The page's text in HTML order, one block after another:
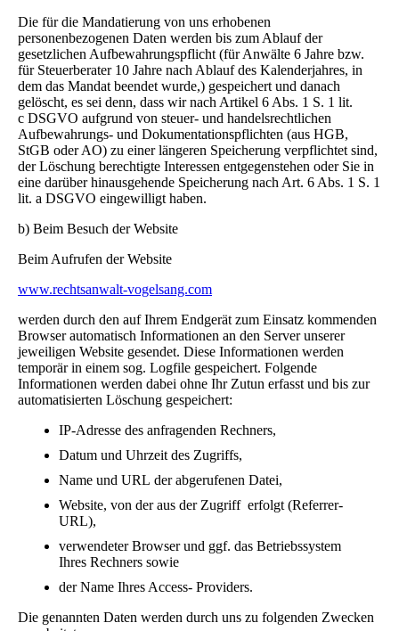
Die für die Mandatierung von uns erhobenen
personenbezogenen Daten werden bis zum Ablauf der
gesetzlichen Aufbewahrungspflicht (für Anwälte 6 Jahre bzw.
für Steuerberater 10 Jahre nach Ablauf des Kalenderjahres, in
dem das Mandat beendet wurde,) gespeichert und danach
gelöscht, es sei denn, dass wir nach Artikel 6 Abs. 1 S. 1 lit.
c DSGVO aufgrund von steuer- und handelsrechtlichen
Aufbewahrungs- und Dokumentationspflichten (aus HGB,
StGB oder AO) zu einer längeren Speicherung verpflichtet sind,
der Löschung berechtigte Interessen entgegenstehen oder Sie in
eine darüber hinausgehende Speicherung nach Art. 6 Abs. 1 S. 1
lit. a DSGVO eingewilligt haben.
b) Beim Besuch der Website
Beim Aufrufen der Website
www.rechtsanwalt-vogelsang.com
werden durch den auf Ihrem Endgerät zum Einsatz kommenden
Browser automatisch Informationen an den Server unserer
jeweiligen Website gesendet. Diese Informationen werden
temporär in einem sog. Logfile gespeichert. Folgende
Informationen werden dabei ohne Ihr Zutun erfasst und bis zur
automatisierten Löschung gespeichert:
IP-Adresse des anfragenden Rechners,
Datum und Uhrzeit des Zugriffs,
Name und URL der abgerufenen Datei,
Website, von der aus der Zugriff erfolgt (Referrer-
URL),
verwendeter Browser und ggf. das Betriebssystem
Ihres Rechners sowie
der Name Ihres Access- Providers.
Die genannten Daten werden durch uns zu folgenden Zwecken